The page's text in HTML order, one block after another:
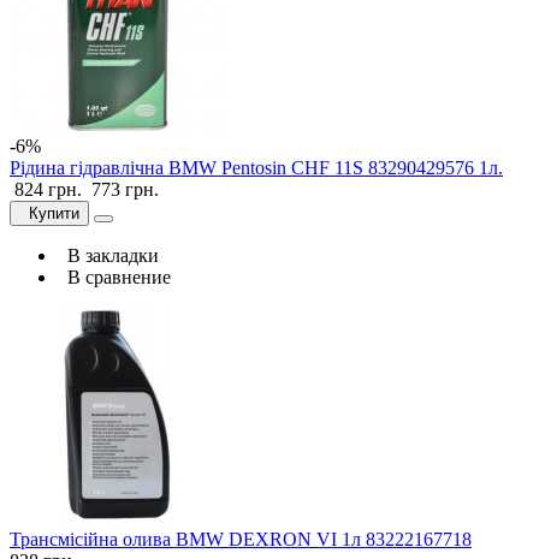
-6%
Рідина гідравлічна BMW Pentosin CHF 11S 83290429576 1л.
824 грн. 773 грн.
Купити
В закладки
В сравнение
Трансмісійна олива BMW DEXRON VI 1л 83222167718